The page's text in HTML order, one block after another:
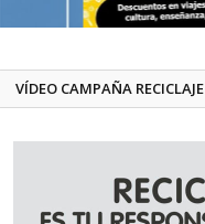
VÍDEO CAMPAÑA RECICLAJE